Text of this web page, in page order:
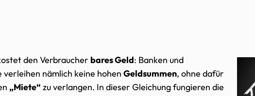
den Verbraucher bares Geld: Banken und
nämlich keine hohen Geldsummen, ohne dafür
„Miete“ zu verlangen. In dieser Gleichung fungieren die